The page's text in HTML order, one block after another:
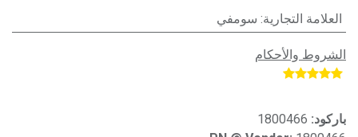
العلامة التجارية: سومفي
الشروط والأحكام
باركود: 1800466